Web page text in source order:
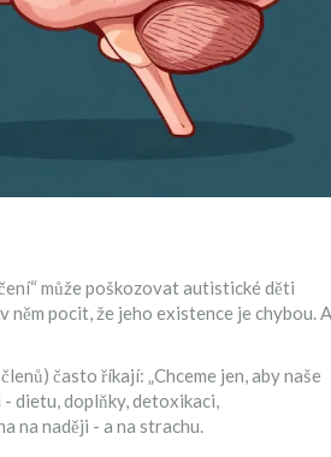
může poškozovat autistické děti
něm pocit, že jeho existence je chybou. A
často říkají: „Chceme jen, aby naše
dietu, doplňky, detoxikaci,
na naději - a na strachu.